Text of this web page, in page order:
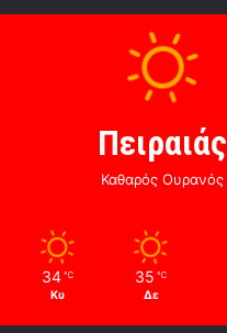
Πειραιάς
Καθαρός Ουρανός
34 ℃
Κυ
35 ℃
Δε